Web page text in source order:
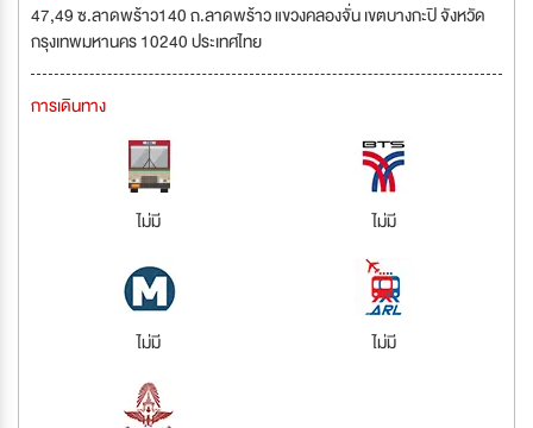
47,49 ซ.ลาดพร้าว140 ถ.ลาดพร้าว แขวงคลองจั่น เขตบางกะปิ จังหวัด
กรุงเทพมหานคร 10240 ประเทศไทย
การเดินทาง
ไม่มี ไม่มี
ไม่มี ไม่มี